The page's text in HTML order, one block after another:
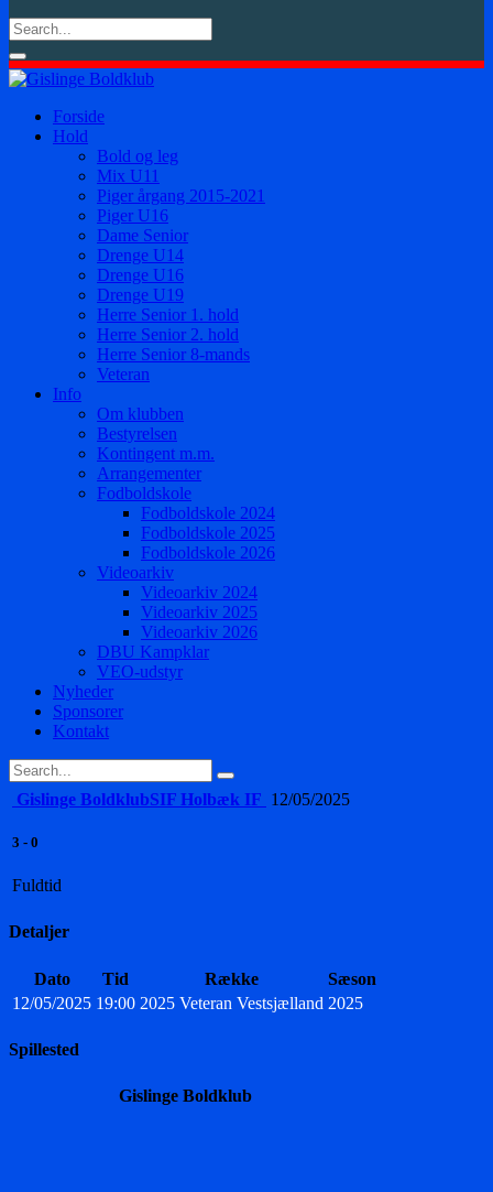
Forside
Hold
Bold og leg
Mix U11
Piger årgang 2015-2021
Piger U16
Dame Senior
Drenge U14
Drenge U16
Drenge U19
Herre Senior 1. hold
Herre Senior 2. hold
Herre Senior 8-mands
Veteran
Info
Om klubben
Bestyrelsen
Kontingent m.m.
Arrangementer
Fodboldskole
Fodboldskole 2024
Fodboldskole 2025
Fodboldskole 2026
Videoarkiv
Videoarkiv 2024
Videoarkiv 2025
Videoarkiv 2026
DBU Kampklar
VEO-udstyr
Nyheder
Sponsorer
Kontakt
Gislinge BoldklubSIF Holbæk IF 12/05/2025
3 - 0
Fuldtid
Detaljer
Dato Tid Række
Sæson
12/05/2025 19:00 2025 Veteran Vestsjælland 2025
Spillested
Gislinge Boldklub